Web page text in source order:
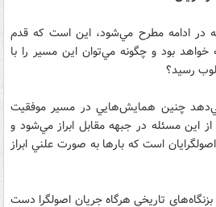
ادامه مطرح مي‌شود، اين است كه قدم
خواهد بود و چگونه مي‌توان اين مسير را با
رسيد؟
چنين همايش‌هايي در مسير موفقيت
از اين مسئله در جبهه مقابل ابراز مي‌شود و
است كه بارها به صورت علني ابراز
بزنگاه‌هاي تاريخي هرگاه جريان اصولگرا دست